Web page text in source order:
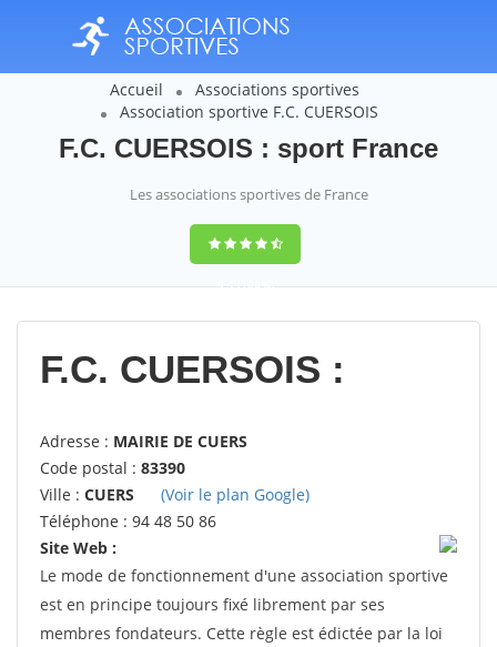
Accueil
Associations sportives
Association sportive F.C. CUERSOIS
F.C. CUERSOIS : sport France
Les associations sportives de France
9,4(100%)
14358votes
F.C. CUERSOIS :
Adresse : MAIRIE DE CUERS
Code postal : 83390
Ville : CUERS
(Voir le plan Google)
Téléphone : 94 48 50 86
Site Web :
Le mode de fonctionnement d'une association sportive
est en principe toujours fixé librement par ses
membres fondateurs. Cette règle est édictée par la loi